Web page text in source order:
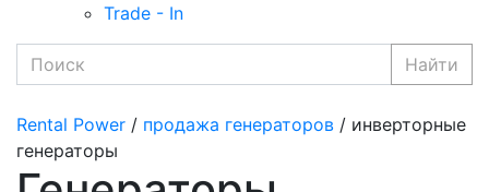
Trade - In
Найти
Rental Power / продажа генераторов / инверторные
генераторы